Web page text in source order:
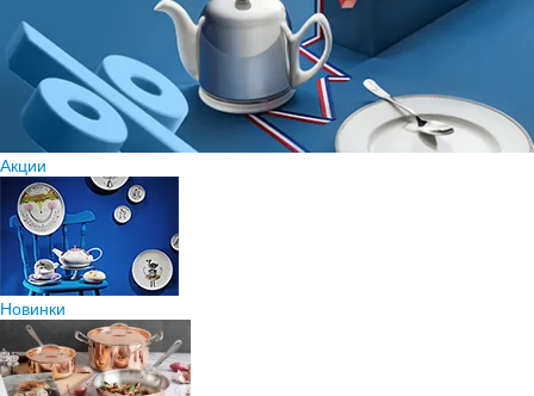
Акции
Новинки